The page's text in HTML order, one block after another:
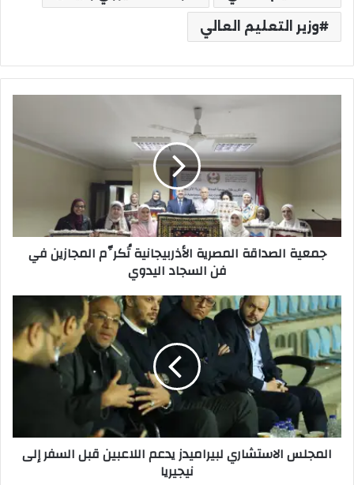
وزير التعليم العالي
الأذربيجانية
فن
السجاد
اليدوي
جمعية الصداقة المصرية الأذربيجانية تُكرِّم المجازين في
فن السجاد اليدوي
المجلس
الاستشاري
لبيراميدز
يدعم
اللاعبين
قبل
السفر
إلى
نيجيريا
المجلس الاستشاري لبيراميدز يدعم اللاعبين قبل السفر إلى
نيجيريا